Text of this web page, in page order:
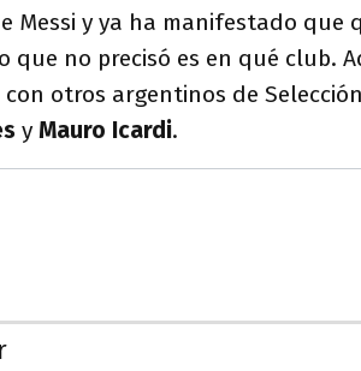
Messi y ya ha manifestado que
no precisó es en qué club.
otros argentinos de
y Mauro Icardi.